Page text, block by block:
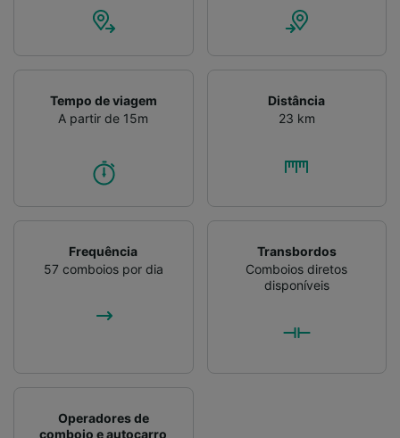
Tempo de viagem
A partir de 15m
Distância
23 km
Frequência
57 comboios por dia
Transbordos
Comboios diretos
disponíveis
Operadores de
comboio e autocarro